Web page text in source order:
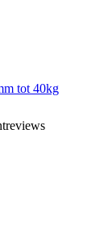
tot 40kg